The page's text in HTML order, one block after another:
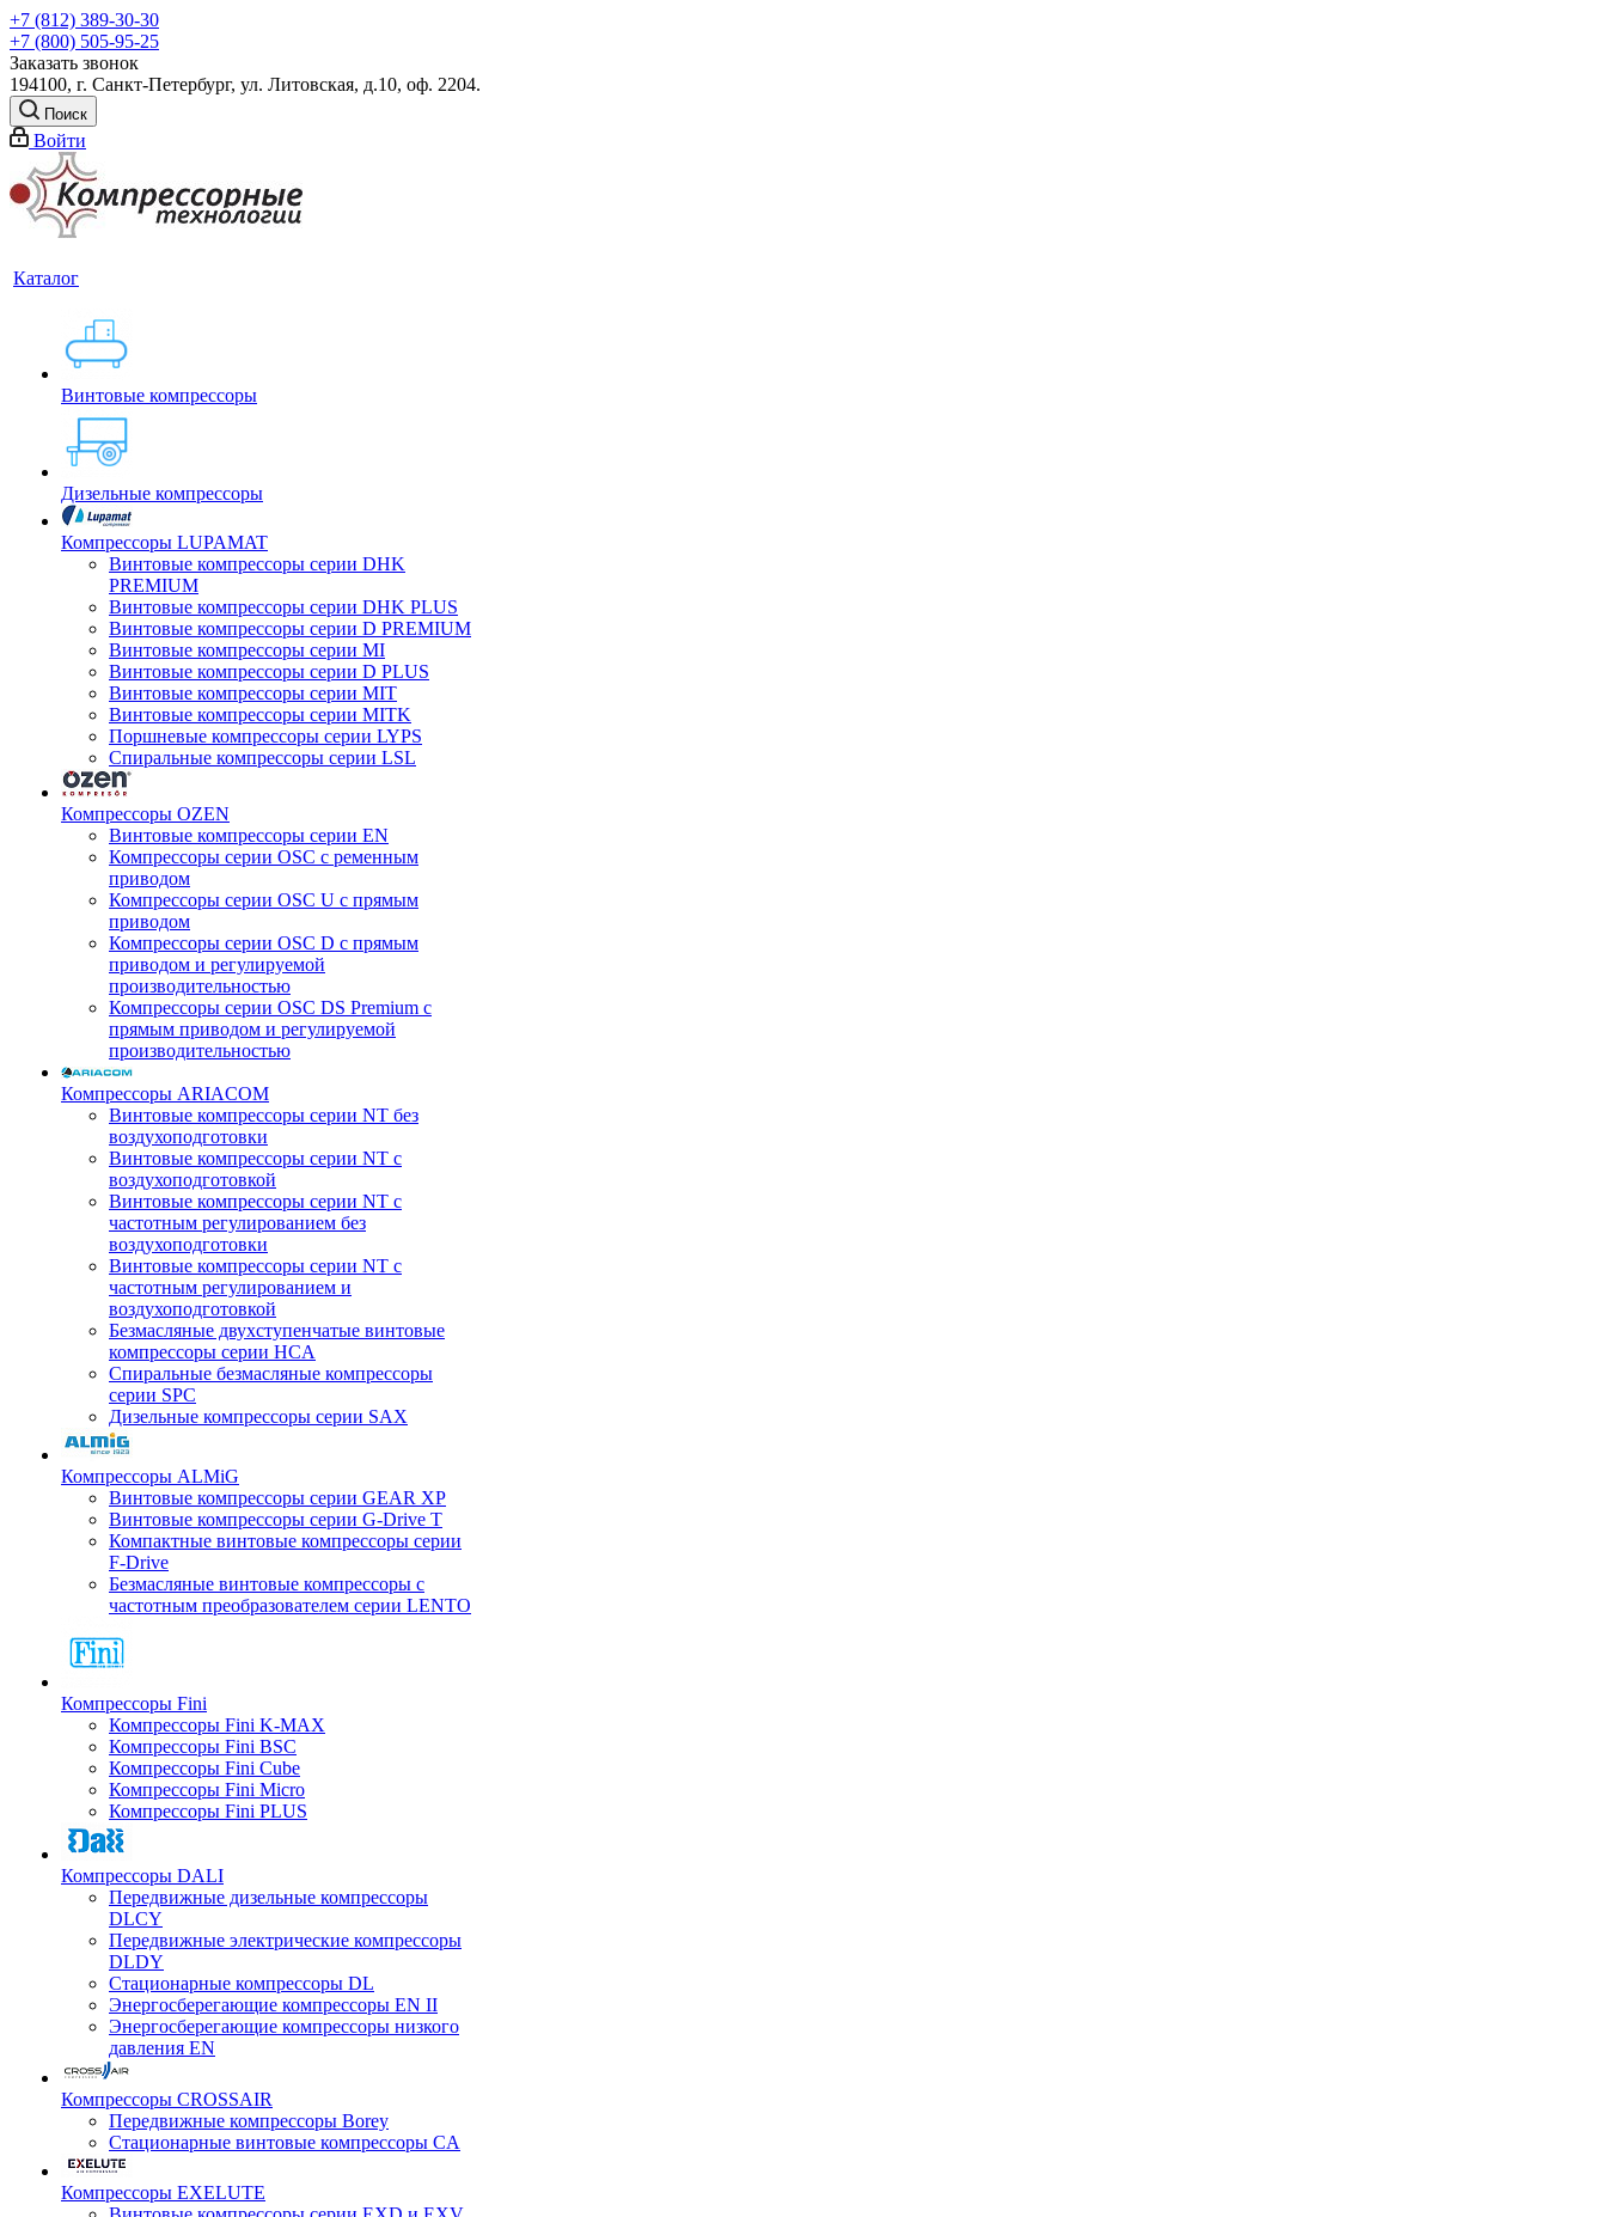
+7 (812) 389-30-30
+7 (800) 505-95-25
Заказать звонок
194100, г. Санкт-Петербург, ул. Литовская, д.10, оф. 2204.
Поиск
Войти
Каталог
Винтовые компрессоры
Дизельные компрессоры
Компрессоры LUPAMAT
Винтовые компрессоры серии DHK
PREMIUM
Винтовые компрессоры серии DHK PLUS
Винтовые компрессоры серии D PREMIUM
Винтовые компрессоры серии MI
Винтовые компрессоры серии D PLUS
Винтовые компрессоры серии MIT
Винтовые компрессоры серии MITK
Поршневые компрессоры серии LYPS
Спиральные компрессоры серии LSL
Компрессоры OZEN
Винтовые компрессоры серии EN
Компрессоры серии OSC с ременным
приводом
Компрессоры серии OSC U с прямым
приводом
Компрессоры серии OSC D с прямым
приводом и регулируемой
производительностью
Компрессоры серии OSC DS Premium с
прямым приводом и регулируемой
производительностью
Компрессоры ARIACOM
Винтовые компрессоры серии NT без
воздухоподготовки
Винтовые компрессоры серии NT c
воздухоподготовкой
Винтовые компрессоры серии NT с
частотным регулированием без
воздухоподготовки
Винтовые компрессоры серии NT с
частотным регулированием и
воздухоподготовкой
Безмасляные двухступенчатые винтовые
компрессоры серии HCA
Спиральные безмасляные компрессоры
серии SPC
Дизельные компрессоры серии SAX
Компрессоры ALMiG
Винтовые компрессоры серии GEAR XP
Винтовые компрессоры серии G-Drive T
Компактные винтовые компрессоры серии
F-Drive
Безмасляные винтовые компрессоры с
частотным преобразователем серии LENTO
Компрессоры Fini
Компрессоры Fini K-MAX
Компрессоры Fini BSC
Компрессоры Fini Cube
Компрессоры Fini Micro
Компрессоры Fini PLUS
Компрессоры DALI
Передвижные дизельные компрессоры
DLCY
Передвижные электрические компрессоры
DLDY
Стационарные компрессоры DL
Энергосберегающие компрессоры EN II
Энергосберегающие компрессоры низкого
давления EN
Компрессоры CROSSAIR
Передвижные компрессоры Borey
Стационарные винтовые компрессоры CA
Компрессоры EXELUTE